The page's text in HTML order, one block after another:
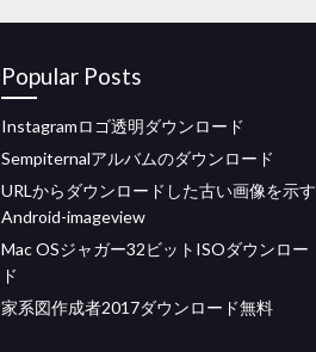
Popular Posts
Instagramロゴ透明ダウンロード
Sempiternalアルバムのダウンロード
URLからダウンロードした古い画像を示す
Android-imageview
Mac OSジャガー32ビットISOダウンロー
ド
家系図作成者2017ダウンロード無料